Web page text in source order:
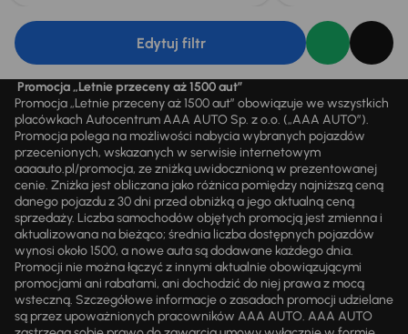
Edytuj filtr
Promocja „Letnie przeceny aż 1500 aut”
Promocja „Letnie przeceny aż 1500 aut” obowiązuje we wszystkich
placówkach Autocentrum AAA AUTO Sp. z o.o. („AAA AUTO”).
Promocja polega na możliwości nabycia wybranych pojazdów
przecenionych, wskazanych w serwisie internetowym
aaaauto.pl/promocja, ze zniżką uwidocznioną w prezentowanej
cenie. Zniżka jest obliczana jako różnica pomiędzy najniższą ceną
danego pojazdu z 30 dni przed obniżką a jego aktualną ceną
sprzedaży. Liczba samochodów objętych promocją jest zmienna i
aktualizowana na bieżąco; średnia liczba dostępnych pojazdów
wynosi około 1500, a nowe auta są dodawane każdego dnia.
Promocji nie można łączyć z innymi aktualnie obowiązującymi
promocjami ani rabatami, ani dochodzić do niej prawa z mocą
wsteczną. Szczegółowe informacje o zasadach promocji udzielane
są przez upoważnionych pracowników AAA AUTO. AAA AUTO